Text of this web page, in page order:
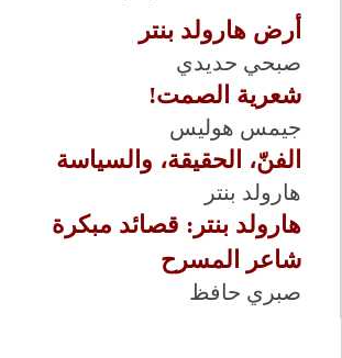
أرض هارولد بنتر
صبحي حديدي
شعرية الصمت!
جيمس هوليس
الفنّ، الحقيقة، والسياسة
هارولد بنتر
هارولد بنتر: قصائد مبكرة
شاعر المسرح
صبري حافظ